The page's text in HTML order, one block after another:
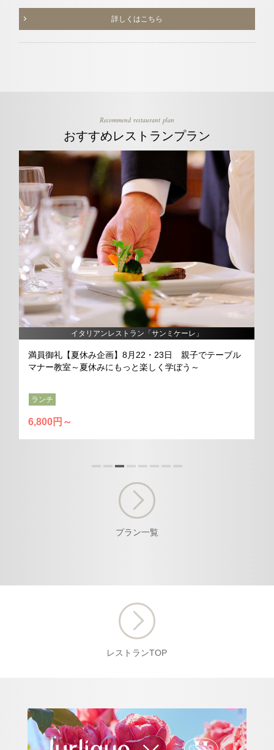
詳しくはこちら
Recommend restaurant plan
おすすめレストランプラン
イタリアンレストラン「サンミケーレ」
満員御礼【夏休み企画】8月22・23日 親子でテーブル
マナー教室～夏休みにもっと楽しく学ぼう～
ランチ
6,800円～
プラン一覧
レストランTOP